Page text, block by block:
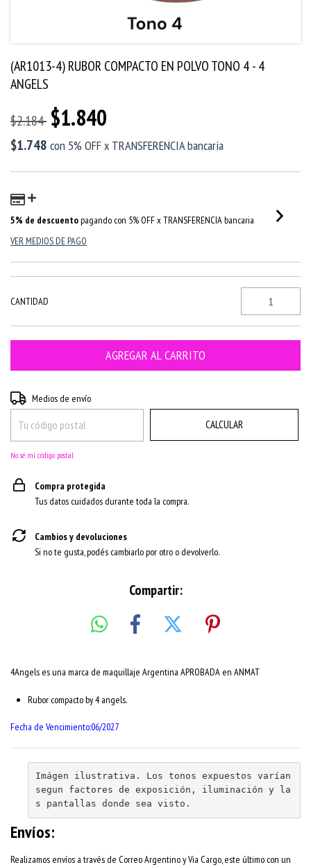
(AR1013-4) RUBOR COMPACTO EN POLVO TONO 4 - 4
ANGELS
$2.184 $1.840
$1.748 con 5% OFF x TRANSFERENCIA bancaria
5% de descuentopagando con 5% OFF x TRANSFERENCIA bancaria
VER MEDIOS DE PAGO
CANTIDAD
Entregas para el CP:
Medios de envío
CALCULAR
No sé mi código postal
Compra protegida
Tus datos cuidados durante toda la compra.
Cambios y devoluciones
Si no te gusta, podés cambiarlo por otro o devolverlo.
Compartir:
4Angels es una marca de maquillaje Argentina APROBADA en ANMAT
Rubor compacto by 4 angels.
Fecha de Vencimiento:06/2027
Imágen ilustrativa. Los tonos expuestos varían
segun factores de exposición, iluminación y la
s pantallas donde sea visto.
Envíos:
Realizamos envíos a través de Correo Argentino y Via Cargo, este último con un